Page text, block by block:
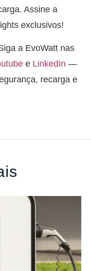
Assine a
exclusivos!
a EvoWatt nas
e LinkedIn —
recarga e